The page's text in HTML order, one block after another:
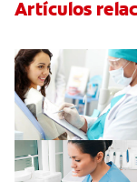
Artículos